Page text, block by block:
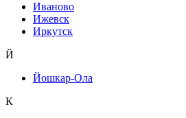
Иваново
Ижевск
Иркутск
Й
Йошкар-Ола
К